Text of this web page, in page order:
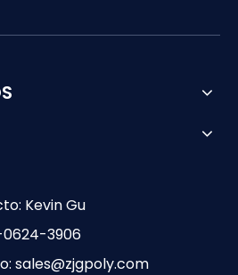
Kevin Gu
0624-3906
sales@zjgpoly.com